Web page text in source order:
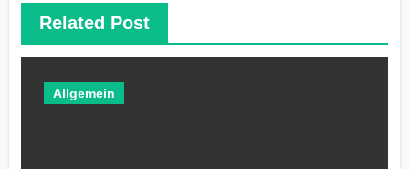
Related Post
Allgemein